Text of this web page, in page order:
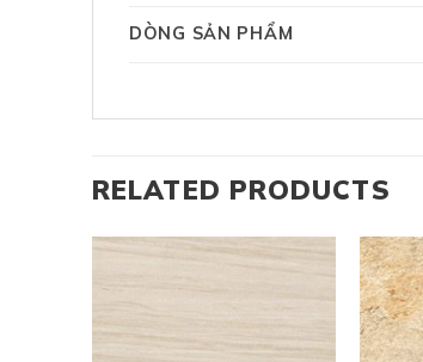
DÒNG SẢN PHẨM
RELATED PRODUCTS